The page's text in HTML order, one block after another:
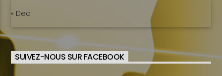
« Dec
SUIVEZ-NOUS SUR FACEBOOK